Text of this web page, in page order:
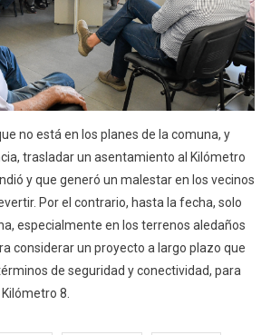
no está en los planes de la comuna, y
trasladar un asentamiento al Kilómetro
y que generó un malestar en los vecinos
Por el contrario, hasta la fecha, solo
especialmente en los terrenos aledaños
considerar un proyecto a largo plazo que
de seguridad y conectividad, para
8.